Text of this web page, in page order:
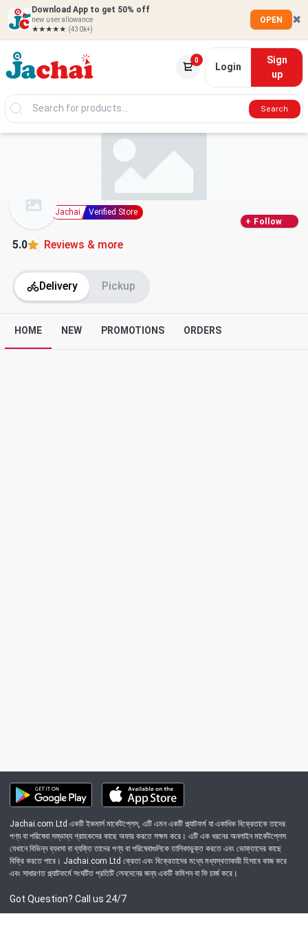
Download App to get 50% off
new user allowance
★★★★★ (430k+)
OPEN ✖
0
Login
Sign
up
Search
Jachai
Verified Store
+ Follow
5.0 Reviews & more
Delivery Pickup
HOME NEW PROMOTIONS ORDERS
Jachai.com Ltd একটি ইকমার্স মার্কেটপ্লেস, এটি এমন একটি প্ল্যাটফর্ম যা একাধিক বিক্রেতাকে তাদের
পণ্য বা পরিষেবা সম্ভাব্য গ্রাহকদের কাছে অফার করতে সক্ষম করে। এটি এক ধরনের অনলাইন মার্কেটপ্লেস
যেখানে বিভিন্ন ব্যবসা বা ব্যক্তি তাদের পণ্য বা পরিষেবাগুলিকে তালিকাভুক্ত করতে এবং ভোক্তাদের কাছে
বিক্রি করতে পারে। Jachai.com Ltd ক্রেতা এবং বিক্রেতাদের মধ্যে মধ্যস্থতাকারী হিসাবে কাজ করে
এবং সাধারণত প্ল্যাটফর্মে সংঘটিত প্রতিটি লেনদেনের জন্য একটি কমিশন বা ফি চার্জ করে।
Got Question? Call us 24/7